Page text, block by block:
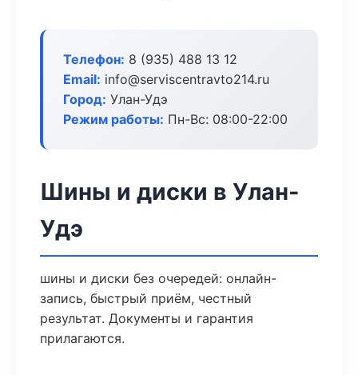
Телефон: 8 (935) 488 13 12
Email: info@serviscentravto214.ru
Город: Улан-Удэ
Режим работы: Пн-Вс: 08:00-22:00
Шины и диски в Улан-
Удэ
шины и диски без очередей: онлайн-
запись, быстрый приём, честный
результат. Документы и гарантия
прилагаются.